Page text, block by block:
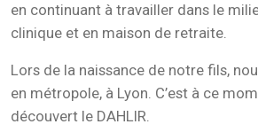
en continuant à travailler dans le
clinique et en maison de retraite.
Lors de la naissance de notre fils,
en métropole, à Lyon. C’est à ce
découvert le DAHLIR.